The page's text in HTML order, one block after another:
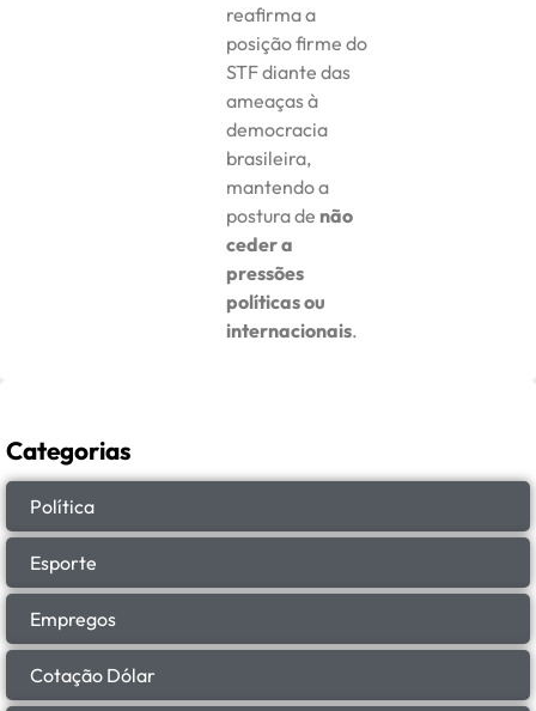
reafirma a
posição firme do
STF diante das
ameaças à
democracia
brasileira,
mantendo a
postura de não
ceder a
pressões
políticas ou
internacionais.
Categorias
Política
Esporte
Empregos
Cotação Dólar